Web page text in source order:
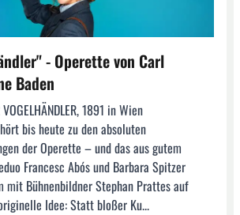
- Operette von Carl
Baden
1891 in Wien
bis heute zu den absoluten
der Operette – und das aus gutem
Francesc Abós und Barbara Spitzer
mit Bühnenbildner Stephan Prattes auf
Idee: Statt bloßer Ku...